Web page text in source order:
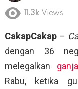
11.3k Views
CakapCakap –
dengan 36
melegalkan ganja
Rabu, ketika